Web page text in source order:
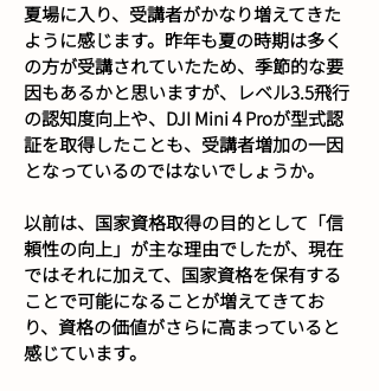
夏場に入り、受講者がかなり増えてきた
ように感じます。昨年も夏の時期は多く
の方が受講されていたため、季節的な要
因もあるかと思いますが、レベル3.5飛行
の認知度向上や、DJI Mini 4 Proが型式認
証を取得したことも、受講者増加の一因
となっているのではないでしょうか。
以前は、国家資格取得の目的として「信
頼性の向上」が主な理由でしたが、現在
ではそれに加えて、国家資格を保有する
ことで可能になることが増えてきてお
り、資格の価値がさらに高まっていると
感じています。